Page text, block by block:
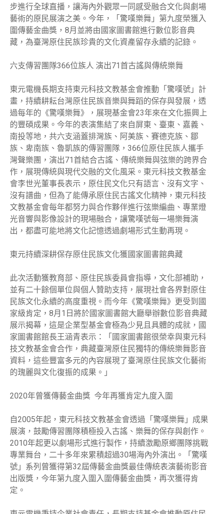
步進行全球直播，讓海內外觀眾一同感受融合文化與劇場
藝術的原民展演之美。今年，「驚嘆樂舞」第九度榮獲入
圍傳藝金曲獎，8月並將由國家圖書館進行數位影音典
藏，為臺灣原住民族珍貴的文化資產留存永續的記錄。
六支傳習團隊366位族人 演出71首古謠與傳統樂舞
東元電機長期支持東元科技文教基金會推動「驚嘆號」計
畫，持續耕耘台灣原住民族音樂與舞蹈的保存與發展，透
過每年的《驚嘆樂舞》，展現基金會23年來在文化振興上
的豐碩成果。今年的表演集結了來自屏東、臺東、嘉義、
南投等地，共六支涵蓋排灣族、阿美族、賽德克族、鄒
族、卑南族、魯凱族的傳習團隊，366位原住民族人攜手
灣聲樂團，演出71首結合古謠、傳統樂舞與弦樂的跨界合
作，展現傳統與現代交融的文化風采。東元科技文教基金
會李世光董事長表示，原住民文化只有語言、沒有文字、
沒有譜曲，但為了能傳承原住民古謠文化精神，東元科技
文教基金會每年都努力與合作夥伴進行弦樂編曲、專業燈
光音響與影像設計的現場融合，讓驚嘆號每一場樂舞演
出，都盡可能地將文化記憶透過劇場形式生動再現。
東元持續深耕保存原住民族文化獲國家圖書館典藏
此次活動獲教育部、原住民族委員會指導，文化部補助，
並有二十餘個單位與個人贊助支持，展現社會各界對原住
民族文化永續的高度重視。而今年《驚嘆樂舞》更受到國
家級肯定，8月1日將於國家圖書館大廳舉辦數位影音典藏
展示揭幕，這是企業型基金會極為少見且具體的成就，國
家圖書館館長王涵青表示：「國家圖書館很榮幸與東元科
技文教基金會合作，典藏臺灣原住民獨特的傳統樂舞影音
資料，這些豐富多元的內容展現了臺灣原住民族文化藝術
的瑰麗與文化復振的成果。」
2020年曾獲傳藝金曲獎 今年再獲肯定九度入圍
自2005年起，東元科技文教基金會透過「驚嘆樂舞」成果
展演，鼓勵傳習團隊積極投入古謠、樂舞的保存與創作。
2010年起更以劇場形式進行製作，持續激勵原鄉團隊挑戰
專業舞台，二十多年來累積超過30場海內外演出。「驚嘆
號」系列曾獲得第32屆傳藝金曲獎最佳傳統表演藝術影音
出版獎，今年第九度入圍入圍傳藝金曲獎，再次獲得肯
定。